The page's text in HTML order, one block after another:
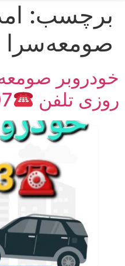
برچسب:
صومعه‌سرا
خودروبر
روزی تلفن